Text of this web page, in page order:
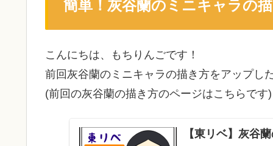
簡単！灰谷蘭のミニキャラの
こんにちは、もちりんごです！
前回灰谷蘭のミニキャラの描き方をアップし
(前回の灰谷蘭の描き方のページはこちらです)
【東リベ】灰谷